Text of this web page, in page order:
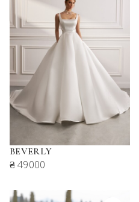
BEVERLY
₴ 49000